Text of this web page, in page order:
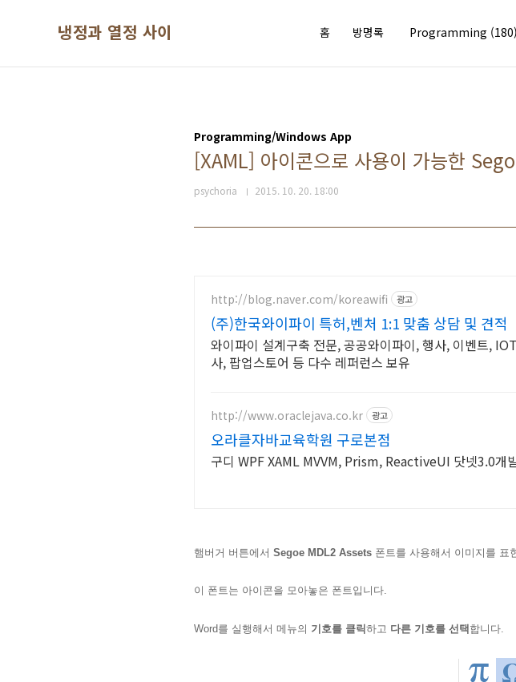
냉정과 열정 사이 홈 방명록 Programming (180)
Programming/Windows App
[XAML] 아이콘으로 사용이 가능한
psychoria 2015. 10. 20. 18:00
http://blog.naver.com/koreawifi 광고
(주)한국와이파이 특허,벤처 1:1 맞춤 상담 및 견적
와이파이 설계구축 전문, 공공와이파이, 행사, 이벤트,
사, 팝업스토어 등 다수 레퍼런스 보유
http://www.oraclejava.co.kr 광고
오라클자바교육학원 구로본점
구디 WPF XAML MVVM, Prism, ReactiveUI 닷넷3.0개
햄버거 버튼에서 Segoe MDL2 Assets 폰트를 사용해서 이미지를 표
이 폰트는 아이콘을 모아놓은 폰트입니다.
Word를 실행해서 메뉴의 기호를 클릭 하고 다른 기호를 선택 합니다.